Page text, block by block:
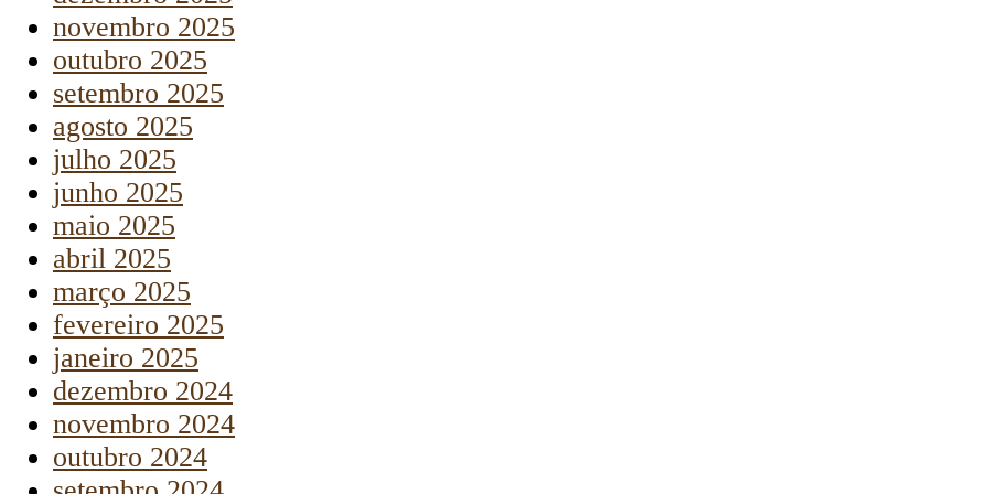
novembro 2025
outubro 2025
setembro 2025
agosto 2025
julho 2025
junho 2025
maio 2025
abril 2025
março 2025
fevereiro 2025
janeiro 2025
dezembro 2024
novembro 2024
outubro 2024